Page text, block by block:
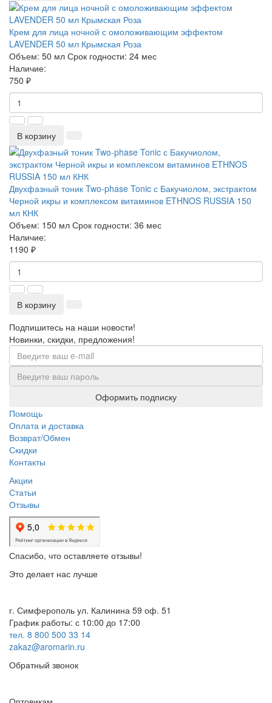
Крем для лица ночной с омоложивающим эффектом
LAVENDER 50 мл Крымская Роза
Объем: 50 мл Срок годности: 24 мес
Наличие:
750 ₽
В корзину
Двухфазный тоник Two-phase Tonic с Бакучиолом, экстрактом
Черной икры и комплексом витаминов ETHNOS RUSSIA 150
мл КНК
Объем: 150 мл Срок годности: 36 мес
Наличие:
1190 ₽
В корзину
Подпишитесь на наши новости!
Новинки, скидки, предложения!
Оформить подписку
Помощь
Оплата и доставка
Возврат/Обмен
Скидки
Контакты
Акции
Статьи
Отзывы
Спасибо, что оставляете отзывы!
Это делает нас лучше
г. Симферополь ул. Калинина 59 оф. 51
График работы: с 10:00 до 17:00
тел. 8 800 500 33 14
zakaz@aromarin.ru
Обратный звонок